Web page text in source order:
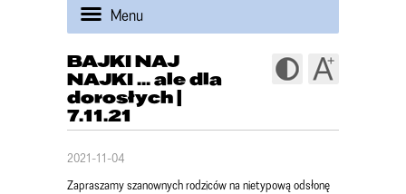
Menu
BAJKI NAJ
NAJKI ... ale dla
dorosłych |
7.11.21
2021-11-04
Zapraszamy szanownych rodziców na nietypową odsłonę